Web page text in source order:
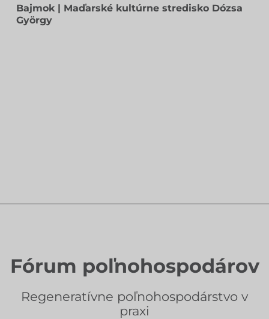
Bajmok | Maďarské kultúrne stredisko Dózsa
György
Fórum poľnohospodárov
Regeneratívne poľnohospodárstvo v
praxi